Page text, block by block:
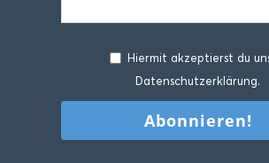
Hiermit akzeptierst du
Datenschutzerklärung.